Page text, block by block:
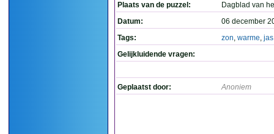
Plaats van de puzzel:
Dagblad van
Datum:
06 december
Tags:
zon, warme, jas
Gelijkluidende vragen:
Geplaatst door: Anoniem